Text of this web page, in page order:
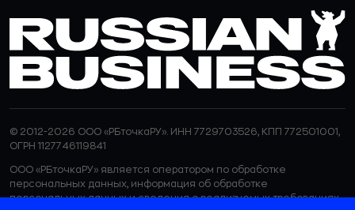
© 2012-2026 ООО «РБточкаРУ». ИНН 7729703526, КПП 772501001,
ОГРН 1127746119841
ООО «РБточкаРУ» является оператором по обработке
персональных данных, информация об обработке
персональных данных и сведения о реализуемых требованиях